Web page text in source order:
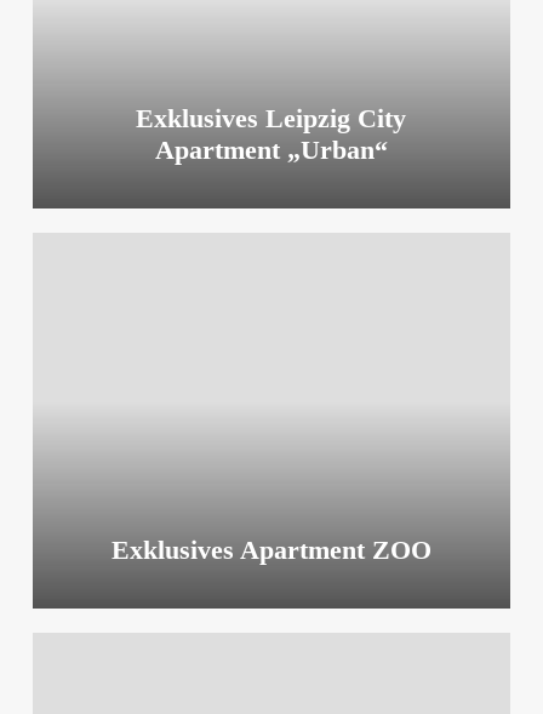
Exklusives Leipzig City
Apartment „Urban“
Exklusives Apartment ZOO